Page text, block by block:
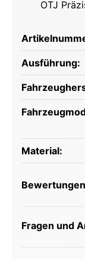
OTJ
Ausführung:
Material:
Bewertungen
Fragen und